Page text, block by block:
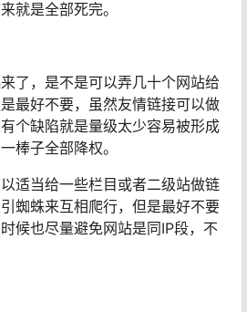
就是全部死完。
了，是不是可以弄几十个网站给
最好不要，虽然友情链接可以做
个缺陷就是量级太少容易被形成
棒子全部降权。
适当给一些栏目或者二级站做链
蜘蛛来互相爬行，但是最好不要
候也尽量避免网站是同IP段，不